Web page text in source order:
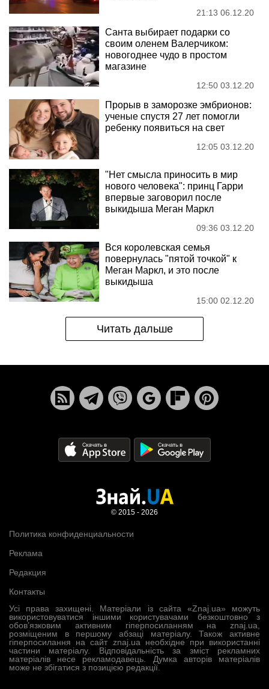
21:13 06.12.20
Санта выбирает подарки со
своим оленем Валерчиком:
новогоднее чудо в простом
магазине
12:50 03.12.20
Прорыв в заморозке эмбрионов:
ученые спустя 27 лет помогли
ребенку появиться на свет
12:05 03.12.20
"Нет смысла приносить в мир
нового человека": принц Гарри
впервые заговорил после
выкидыша Меган Маркл
09:36 03.12.20
Вся королевская семья
повернулась "пятой точкой" к
Меган Маркл, и это после
выкидыша
15:00 02.12.20
Читать дальше
Усі права захищені. Матеріали із сайта «Znaj.ua» можуть
використовуватися іншими користувачами безкоштовно з
обов’язковим активним гіперпосиланням на znaj.ua,
розміщеним в першому абзаці матеріалу. Також активне
гіперпосилання на сайт znaj.ua необхідне при використанні
частини матеріалу. Відповідальність за зміст рекламних
матеріалів несе рекламодавець. Думка авторів матеріалів
може не збігатися з позицією редакції.
Политика конфиденциальности
Реклама
Редакция
Контакты
© 2015 - 2026